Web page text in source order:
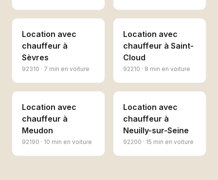
Location avec
chauffeur à
Sèvres
92310 · 7 min en voiture
Location avec
chauffeur à Saint-
Cloud
92210 · 8 min en voiture
Location avec
chauffeur à
Meudon
92190 · 10 min en voiture
Location avec
chauffeur à
Neuilly-sur-Seine
92200 · 15 min en voiture